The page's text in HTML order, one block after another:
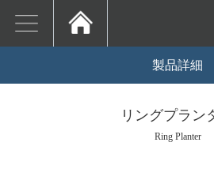
製品詳細
リングプラン
Ring Planter